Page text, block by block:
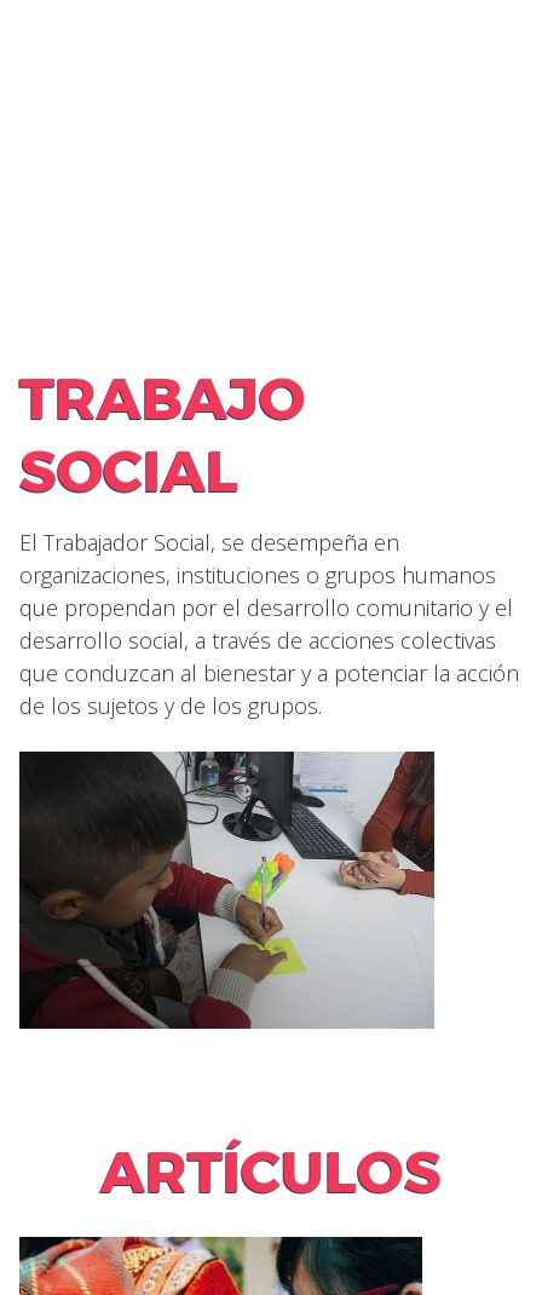
TRABAJO
SOCIAL
El Trabajador Social, se desempeña en
organizaciones, instituciones o grupos humanos
que propendan por el desarrollo comunitario y el
desarrollo social, a través de acciones colectivas
que conduzcan al bienestar y a potenciar la acción
de los sujetos y de los grupos.
ARTÍCULOS